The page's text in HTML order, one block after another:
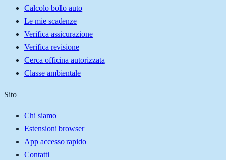
Calcolo bollo auto
Le mie scadenze
Verifica assicurazione
Verifica revisione
Cerca officina autorizzata
Classe ambientale
Sito
Chi siamo
Estensioni browser
App accesso rapido
Contatti